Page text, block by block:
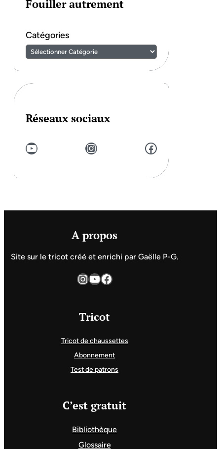
Fouiller autrement
Catégories
Réseaux sociaux
YouTube Instagram Facebook
A propos
Site sur le tricot créé et enrichi par Gaëlle P-G.
InstagramYouTube Facebook
Tricot
Tricot de chaussettes
Abonnement
Test de patrons
C’est gratuit
Bibliothèque
Glossaire